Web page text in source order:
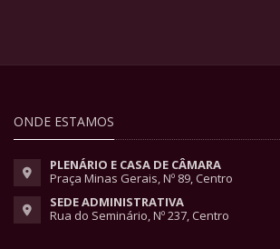
ONDE ESTAMOS
PLENÁRIO E CASA DE CÂMARA
Praça Minas Gerais, Nº 89, Centro
SEDE ADMINISTRATIVA
Rua do Seminário, Nº 237, Centro